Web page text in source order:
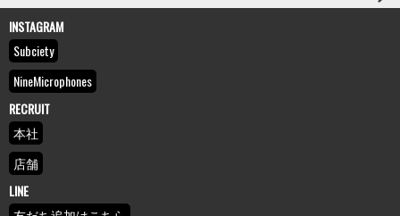
INSTAGRAM
Subciety
NineMicrophones
RECRUIT
本社
店舗
LINE